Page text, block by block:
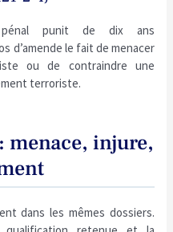
pénal punit de dix ans
d’amende le fait de menacer
ou de contraindre une
terroriste.
menace, injure,
dans les mêmes dossiers.